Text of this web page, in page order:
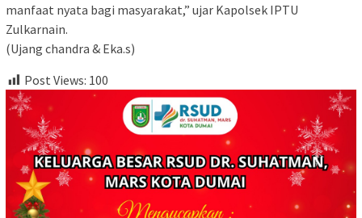
manfaat nyata bagi masyarakat,” ujar Kapolsek IPTU
Zulkarnain.
(Ujang chandra & Eka.s)
Post Views: 100